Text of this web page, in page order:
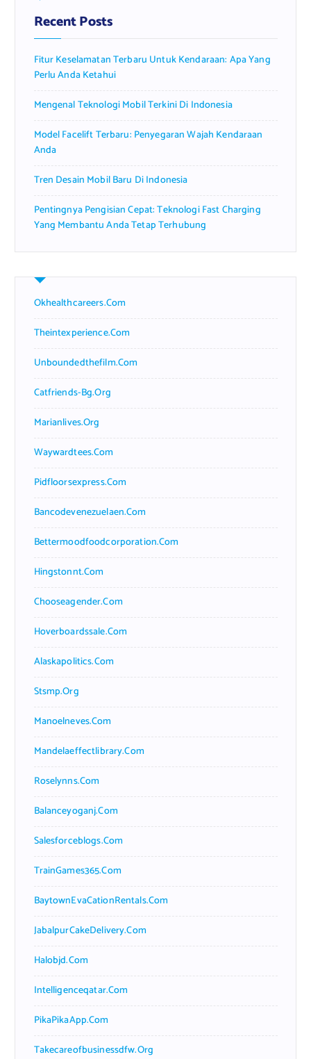
f
o
:
Recent Posts
Fitur Keselamatan Terbaru Untuk Kendaraan: Apa Yang
Perlu Anda Ketahui
Mengenal Teknologi Mobil Terkini Di Indonesia
Model Facelift Terbaru: Penyegaran Wajah Kendaraan
Anda
Tren Desain Mobil Baru Di Indonesia
Pentingnya Pengisian Cepat: Teknologi Fast Charging
Yang Membantu Anda Tetap Terhubung
Okhealthcareers.com
Theintexperience.com
Unboundedthefilm.com
Catfriends-Bg.org
Marianlives.org
Waywardtees.com
Pidfloorsexpress.com
Bancodevenezuelaen.com
Bettermoodfoodcorporation.com
Hingstonnt.com
Chooseagender.com
Hoverboardssale.com
Alaskapolitics.com
Stsmp.org
Manoelneves.com
Mandelaeffectlibrary.com
Roselynns.com
Balanceyoganj.com
Salesforceblogs.com
TrainGames365.com
BaytownEvaCationRentals.com
JabalpurCakeDelivery.com
Halobjd.com
Intelligenceqatar.com
PikaPikaApp.com
Takecareofbusinessdfw.org